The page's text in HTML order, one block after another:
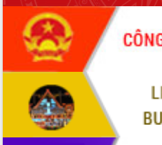
VIDEO
Không có file video nào để phát.